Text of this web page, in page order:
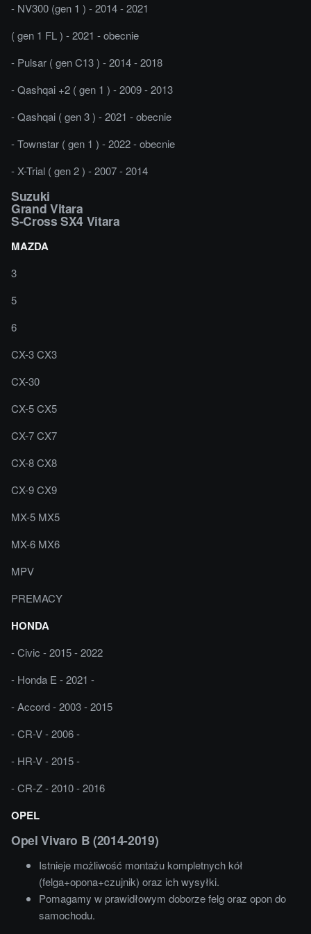
- NV300 (gen 1 ) - 2014 - 2021
( gen 1 FL ) - 2021 - obecnie
- Pulsar ( gen C13 ) - 2014 - 2018
- Qashqai +2 ( gen 1 ) - 2009 - 2013
- Qashqai ( gen 3 ) - 2021 - obecnie
- Townstar ( gen 1 ) - 2022 - obecnie
- X-Trial ( gen 2 ) - 2007 - 2014
Suzuki
Grand Vitara
S-Cross SX4 Vitara
MAZDA
3
5
6
CX-3 CX3
CX-30
CX-5 CX5
CX-7 CX7
CX-8 CX8
CX-9 CX9
MX-5 MX5
MX-6 MX6
MPV
PREMACY
HONDA
- Civic - 2015 - 2022
- Honda E - 2021 -
- Accord - 2003 - 2015
- CR-V - 2006 -
- HR-V - 2015 -
- CR-Z - 2010 - 2016
OPEL
Opel Vivaro B (2014-2019)
Istnieje możliwość montażu kompletnych kół
(felga+opona+czujnik) oraz ich wysyłki.
Pomagamy w prawidłowym doborze felg oraz opon do
samochodu.